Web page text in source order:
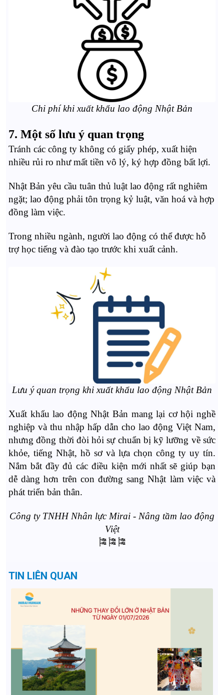
Chi phí khi xuất khẩu lao động Nhật Bản
7. Một số lưu ý quan trọng
Tránh các công ty không có giấy phép, xuất hiện
nhiều rủi ro như mất tiền vô lý, ký hợp đồng bất lợi.
Nhật Bản yêu cầu tuân thủ luật lao động rất nghiêm
ngặt; lao động phải tôn trọng kỷ luật, văn hoá và hợp
đồng làm việc.
Trong nhiều ngành, người lao động có thể được hỗ
trợ học tiếng và đào tạo trước khi xuất cảnh.
Lưu ý quan trọng khi xuất khẩu lao động Nhật Bản
Xuất khẩu lao động Nhật Bản mang lại cơ hội nghề
nghiệp và thu nhập hấp dẫn cho lao động Việt Nam,
nhưng đồng thời đòi hỏi sự chuẩn bị kỹ lưỡng về sức
khỏe, tiếng Nhật, hồ sơ và lựa chọn công ty uy tín.
Nắm bắt đầy đủ các điều kiện mới nhất sẽ giúp bạn
dễ dàng hơn trên con đường sang Nhật làm việc và
phát triển bản thân.
Công ty TNHH Nhân lực Mirai - Nâng tầm lao động
Việt
🎏🎏🎏
TIN LIÊN QUAN